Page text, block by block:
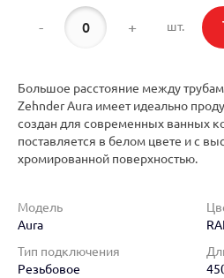
- + шт.
Большое расстояние между
Zehnder Aura имеет идеально
создан для современных ванных
поставляется в белом цвете и с
хромированной поверхностью.
Модель
Aura
Тип подключения
Резьбовое